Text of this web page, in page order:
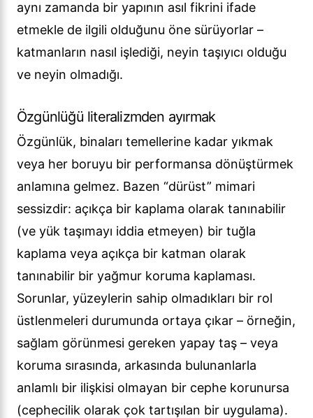
aynı zamanda bir yapının asıl fikrini ifade
etmekle de ilgili olduğunu öne sürüyorlar –
katmanların nasıl işlediği, neyin taşıyıcı olduğu
ve neyin olmadığı.
Özgünlüğü literalizmden ayırmak
Özgünlük, binaları temellerine kadar yıkmak
veya her boruyu bir performansa dönüştürmek
anlamına gelmez. Bazen “dürüst” mimari
sessizdir: açıkça bir kaplama olarak tanınabilir
(ve yük taşımayı iddia etmeyen) bir tuğla
kaplama veya açıkça bir katman olarak
tanınabilir bir yağmur koruma kaplaması.
Sorunlar, yüzeylerin sahip olmadıkları bir rol
üstlenmeleri durumunda ortaya çıkar – örneğin,
sağlam görünmesi gereken yapay taş – veya
koruma sırasında, arkasında bulunanlarla
anlamlı bir ilişkisi olmayan bir cephe korunursa
(cephecilik olarak çok tartışılan bir uygulama).